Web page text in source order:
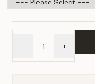
- +